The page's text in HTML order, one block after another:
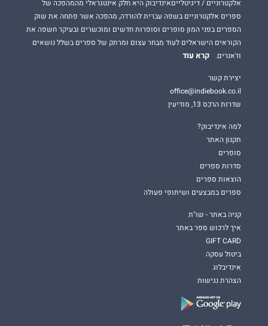
אלקטרוניים / דיגיטלייםאינדיבוק היא חלק אינטגראלי מהמהפכה של
ספרים אלקטרוניים בשפה עברית להורדה, מהפכה אשר פתחה את שוק
הספרים בפני המון סופרים וסופרות חדשים ומוכשרים ובעיקר חשפה את
הקוראים הישראלים לעוד מבחר עצום ומרתק של ספרים בשלל נושאים
וז'אנרים.
קרא עוד
יצירת קשר
office@indiebook.co.il
שדרות הרכס 13, מודיעין
למה אינדיבוק?
תקנון האתר
סופרים
סדרות ספרים
הוצאות ספרים
ספרים במבצעים ושיתופי פעולה
קניה באתר - שו"ת
איך לרכוש ספר באתר
GIFT CARD
ביטול עסקה
אינדיבלוג
הצהרת נגישות